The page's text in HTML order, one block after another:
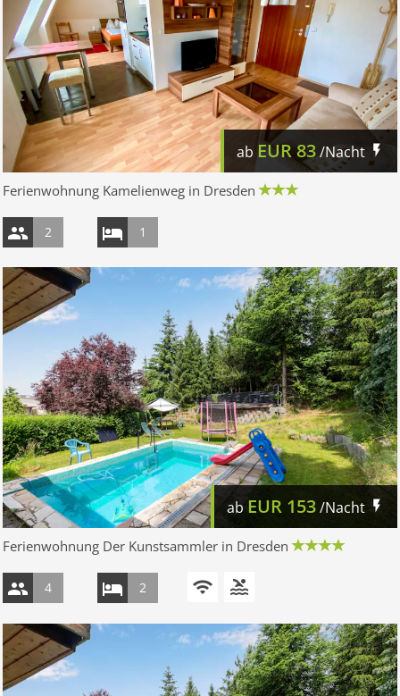
ab EUR83/Nacht
Ferienwohnung Kamelienweg in Dresden
2 1
ab EUR 153/Nacht
Ferienwohnung Der Kunstsammler in Dresden
4 2